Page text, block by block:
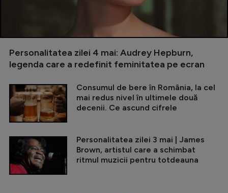
Personalitatea zilei 4 mai: Audrey Hepburn,
legenda care a redefinit feminitatea pe ecran
Consumul de bere în România, la cel
mai redus nivel în ultimele două
decenii. Ce ascund cifrele
Personalitatea zilei 3 mai | James
Brown, artistul care a schimbat
ritmul muzicii pentru totdeauna